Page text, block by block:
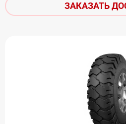
ЗАКАЗАТЬ